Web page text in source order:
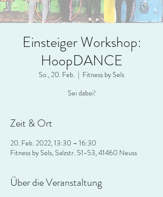
Einsteiger Workshop:
HoopDANCE
So., 20. Feb.
  |
Fitness by Sels
Sei dabei!
Zeit & Ort
20. Feb. 2022, 13:30 – 16:30
Fitness by Sels, Salzstr. 51-53, 41460 Neuss
Über die Veranstaltung